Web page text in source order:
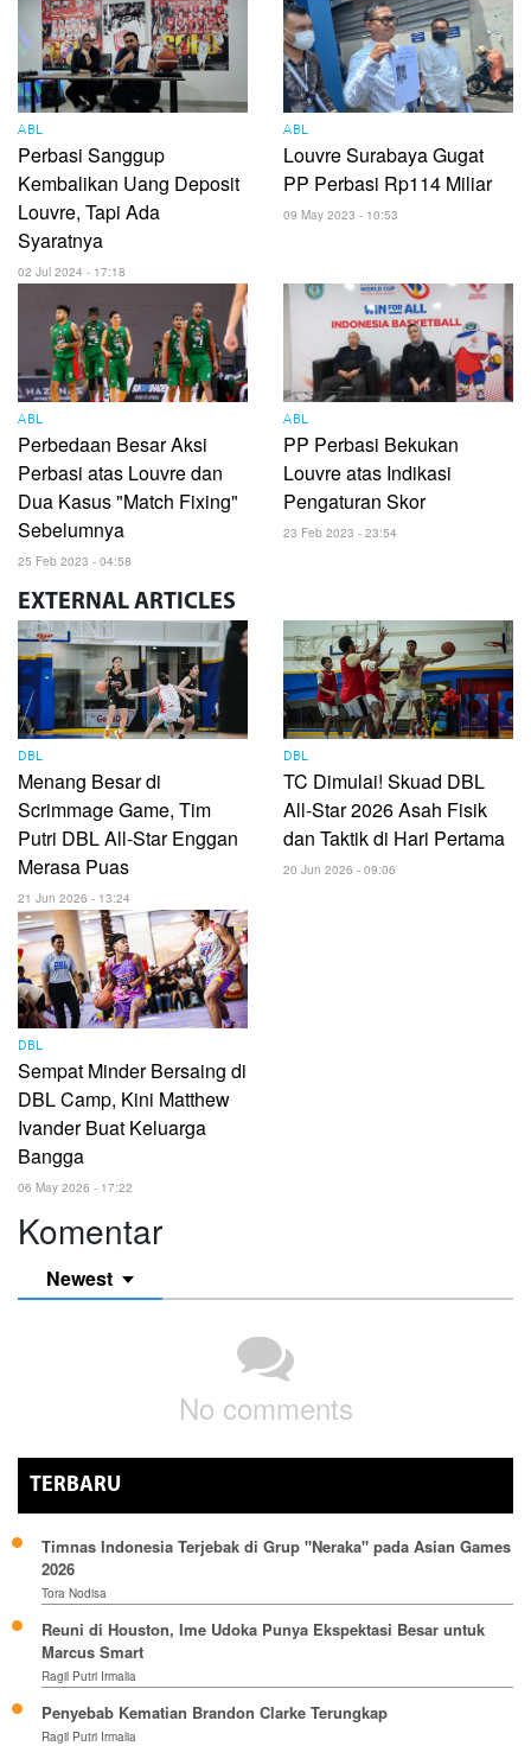
ABL
Perbasi Sanggup
Kembalikan Uang Deposit
Louvre, Tapi Ada
Syaratnya
02 Jul 2024 - 17:18
ABL
Louvre Surabaya Gugat
PP Perbasi Rp114 Miliar
09 May 2023 - 10:53
ABL
Perbedaan Besar Aksi
Perbasi atas Louvre dan
Dua Kasus "Match Fixing"
Sebelumnya
25 Feb 2023 - 04:58
ABL
PP Perbasi Bekukan
Louvre atas Indikasi
Pengaturan Skor
23 Feb 2023 - 23:54
EXTERNAL ARTICLES
DBL
Menang Besar di
Scrimmage Game, Tim
Putri DBL All-Star Enggan
Merasa Puas
21 Jun 2026 - 13:24
DBL
TC Dimulai! Skuad DBL
All-Star 2026 Asah Fisik
dan Taktik di Hari Pertama
20 Jun 2026 - 09:06
DBL
Sempat Minder Bersaing di
DBL Camp, Kini Matthew
Ivander Buat Keluarga
Bangga
06 May 2026 - 17:22
Komentar
Newest
No comments
TERBARU
Timnas Indonesia Terjebak di Grup "Neraka" pada Asian Games
2026
Tora Nodisa
Reuni di Houston, Ime Udoka Punya Ekspektasi Besar untuk
Marcus Smart
Ragil Putri Irmalia
Penyebab Kematian Brandon Clarke Terungkap
Ragil Putri Irmalia